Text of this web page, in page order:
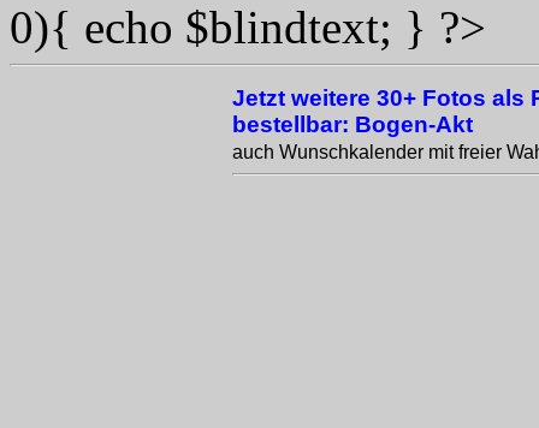
0){ echo $blindtext; } ?>
Jetzt weitere 30+ Fotos als
bestellbar: Bogen-Akt
auch Wunschkalender mit freier